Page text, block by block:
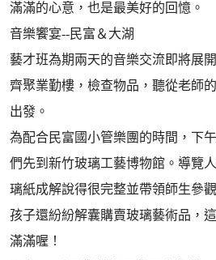
滿滿的心意，也是最美好的回憶。
音樂饗宴--民富＆大湖
藝才班為期兩天的音樂交流即將展
齊聚業勤樓，檢查物品，聽從老師
出發。
為配合民富國小管樂團的時間，下
們先到新竹玻璃工藝博物館。導覽
璃紙成解說得很完整並帶領師生參
孩子還紛紛解囊購賣玻璃藝術品，
滿滿喔！